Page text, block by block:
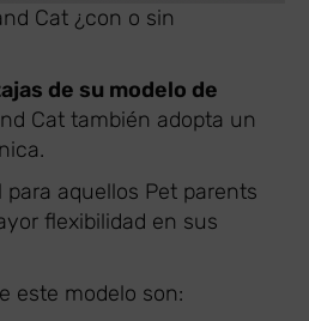
Cat ¿con o sin
de su modelo de
Cat también adopta un
para aquellos Pet parents
flexibilidad en sus
este modelo son: